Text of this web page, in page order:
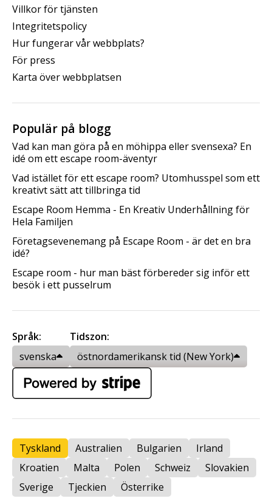
Villkor för tjänsten
Integritetspolicy
Hur fungerar vår webbplats?
För press
Karta över webbplatsen
Populär på blogg
Vad kan man göra på en möhippa eller svensexa? En
idé om ett escape room-äventyr
Vad istället för ett escape room? Utomhusspel som ett
kreativt sätt att tillbringa tid
Escape Room Hemma - En Kreativ Underhållning för
Hela Familjen
Företagsevenemang på Escape Room - är det en bra
idé?
Escape room - hur man bäst förbereder sig inför ett
besök i ett pusselrum
Språk:
svenska
Tidszon:
östnordamerikansk tid (New York)
Tyskland Australien Bulgarien
Irland
Kroatien
Malta Polen Schweiz
Slovakien
Sverige
Tjeckien Österrike